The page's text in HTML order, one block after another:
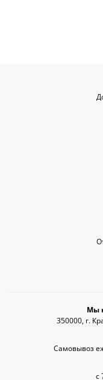
Мы
350000, г.
Самовывоз
с